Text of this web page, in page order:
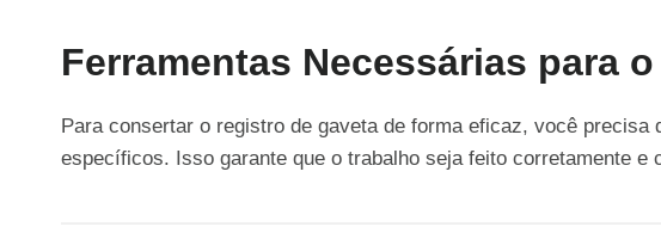
Ferramentas Necessárias para
Para consertar o registro de gaveta de forma eficaz, você precisa
específicos. Isso garante que o trabalho seja feito corretamente e